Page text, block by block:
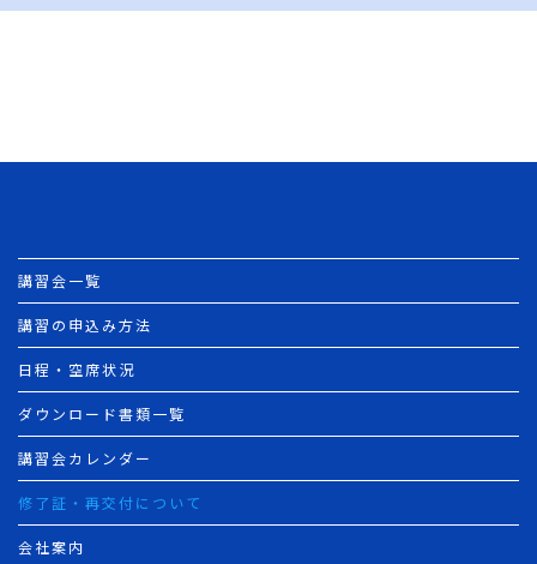
講習会一覧
講習の申込み方法
日程・空席状況
ダウンロード書類一覧
講習会カレンダー
修了証・再交付について
会社案内